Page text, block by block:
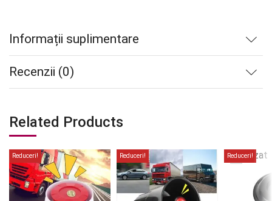
Informații suplimentare
Recenzii (0)
Related Products
Reduceri! Reduceri! Reduceri!
epuizat